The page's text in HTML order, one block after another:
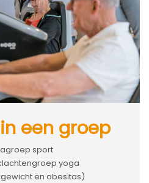
een groep
sport
yoga
en obesitas)